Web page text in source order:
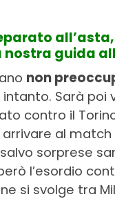
guida
non
Sarà poi
contro il
arrivare al
sorprese
l’esordio
si svolge tra